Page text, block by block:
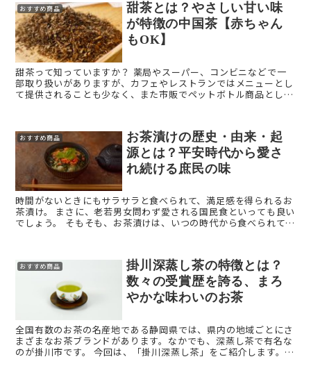
おすすめ商品
甜茶とは？やさしい甘い味
が特徴の中国茶【赤ちゃん
もOK】
甜茶って知っていますか？ 薬局やスーパー、コンビニなどで一
部取り扱いがありますが、カフェやレストランではメニューとし
て提供されることも少なく、また市販でペットボトル商品として
おすすめ商品
お茶漬けの歴史・由来・起
源とは？平安時代から愛さ
れ続ける庶民の味
時間がないときにもサラサラと食べられて、満足感を得られるお
茶漬け。 まさに、老若男女問わず愛される国民食といっても良い
でしょう。 そもそも、お茶漬けは、いつの時代から食べられてい
おすすめ商品
掛川深蒸し茶の特徴とは？
数々の受賞歴を誇る、まろ
やかな味わいのお茶
全国有数のお茶の名産地である静岡県では、県内の地域ごとにさ
まざまなお茶ブランドがあります。なかでも、深蒸し茶で有名な
のが掛川市です。 今回は、「掛川深蒸し茶」をご紹介します。